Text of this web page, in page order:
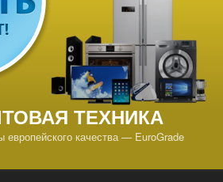
ТЕХНИКА
европейского качества — EuroGrade